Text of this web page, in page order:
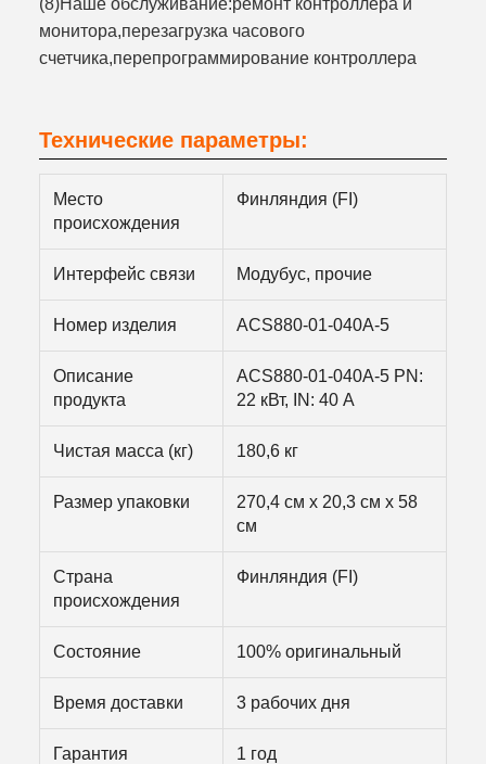
(8)Наше обслуживание:ремонт контроллера и
монитора,перезагрузка часового
счетчика,перепрограммирование контроллера
Технические параметры:
Место
происхождения
Финляндия (FI)
Интерфейс связи Модубус, прочие
Номер изделия ACS880-01-040A-5
Описание
продукта
ACS880-01-040A-5 PN:
22 кВт, IN: 40 А
Чистая масса (кг) 180,6 кг
Размер упаковки
270,4 см х 20,3 см х 58
см
Страна
происхождения
Финляндия (FI)
Состояние 100% оригинальный
Время доставки 3 рабочих дня
Гарантия 1 год